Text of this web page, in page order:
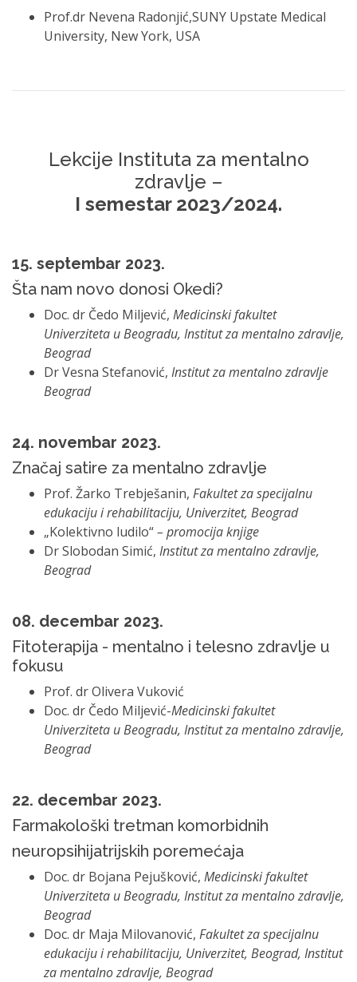
Prof.dr Nevena Radonjić,SUNY Upstate Medical
University, New York, USA
Lekcije Instituta za mentalno
zdravlje –
I semestar 2023/2024.
15. septembar 2023.
Šta nam novo donosi Okedi?
Doc. dr Čedo Miljević, Medicinski fakultet
Univerziteta u Beogradu, Institut za mentalno zdravlje,
Beograd
Dr Vesna Stefanović, Institut za mentalno zdravlje
Beograd
24. novembar 2023.
Značaj satire za mentalno zdravlje
Prof. Žarko Trebješanin, Fakultet za specijalnu
edukaciju i rehabilitaciju, Univerzitet, Beograd
„Kolektivno ludilo“– promocija knjige
Dr Slobodan Simić, Institut za mentalno zdravlje,
Beograd
08. decembar 2023.
Fitoterapija - mentalno i telesno zdravlje u
fokusu
Prof. dr Olivera Vuković
Doc. dr Čedo Miljević-Medicinski fakultet
Univerziteta u Beogradu, Institut za mentalno zdravlje,
Beograd
22. decembar 2023.
Farmakološki tretman komorbidnih
neuropsihijatrijskih poremećaja
Doc. dr Bojana Pejušković, Medicinski fakultet
Univerziteta u Beogradu, Institut za mentalno zdravlje,
Beograd
Doc. dr Maja Milovanović, Fakultet za specijalnu
edukaciju i rehabilitaciju, Univerzitet, Beograd, Institut
za mentalno zdravlje, Beograd